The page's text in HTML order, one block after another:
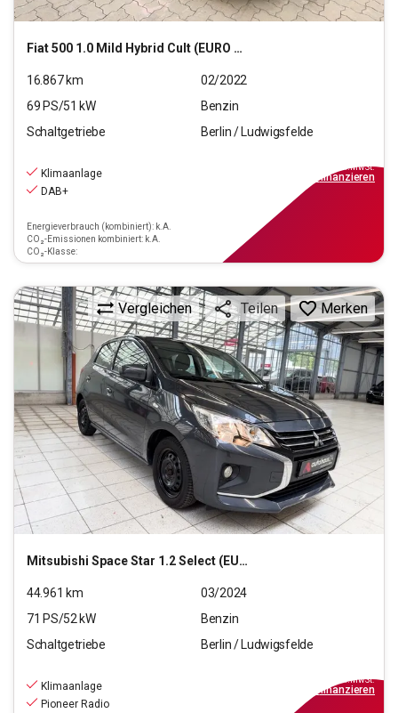
Fiat500 1.0 Mild Hybrid Cult (EURO 6d)
16.867km
02/2022
69 PS/51 kW
Benzin
Schaltgetriebe
Berlin / Ludwigsfelde
Klimaanlage
DAB+
Energieverbrauch (kombiniert): k.A.
CO₂-Emissionen kombiniert: k.A.
CO₂-Klasse:
inkl.MwSt.
finanzieren
Mitsubishi Space Star 1.2 Select (EURO 6d)
Vergleichen Teilen Merken
44.961 km
03/2024
71 PS/52kW
Benzin
Schaltgetriebe
Berlin / Ludwigsfelde
Klimaanlage
Pioneer Radio
inkl.MwSt.
finanzieren